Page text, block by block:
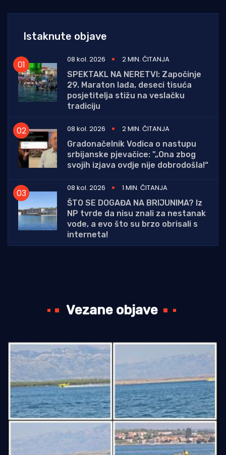
Istaknute objave
08 kol. 2026
2 MIN. ČITANJA
SPEKTAKL NA NERETVI: Započinje
29. Maraton lađa, deseci tisuća
posjetitelja stižu na veslačku
tradiciju
08 kol. 2026
2 MIN. ČITANJA
Gradonačelnik Vodica o nastupu
srbijanske pjevačice: "„Ona zbog
svojih izjava ovdje nije dobrodošla!“
08 kol. 2026
1 MIN. ČITANJA
ŠTO SE DOGAĐA NA BRIJUNIMA? Iz
NP tvrde da nisu znali za nestanak
vode, a evo što su brzo obrisali s
interneta!
Vezane objave